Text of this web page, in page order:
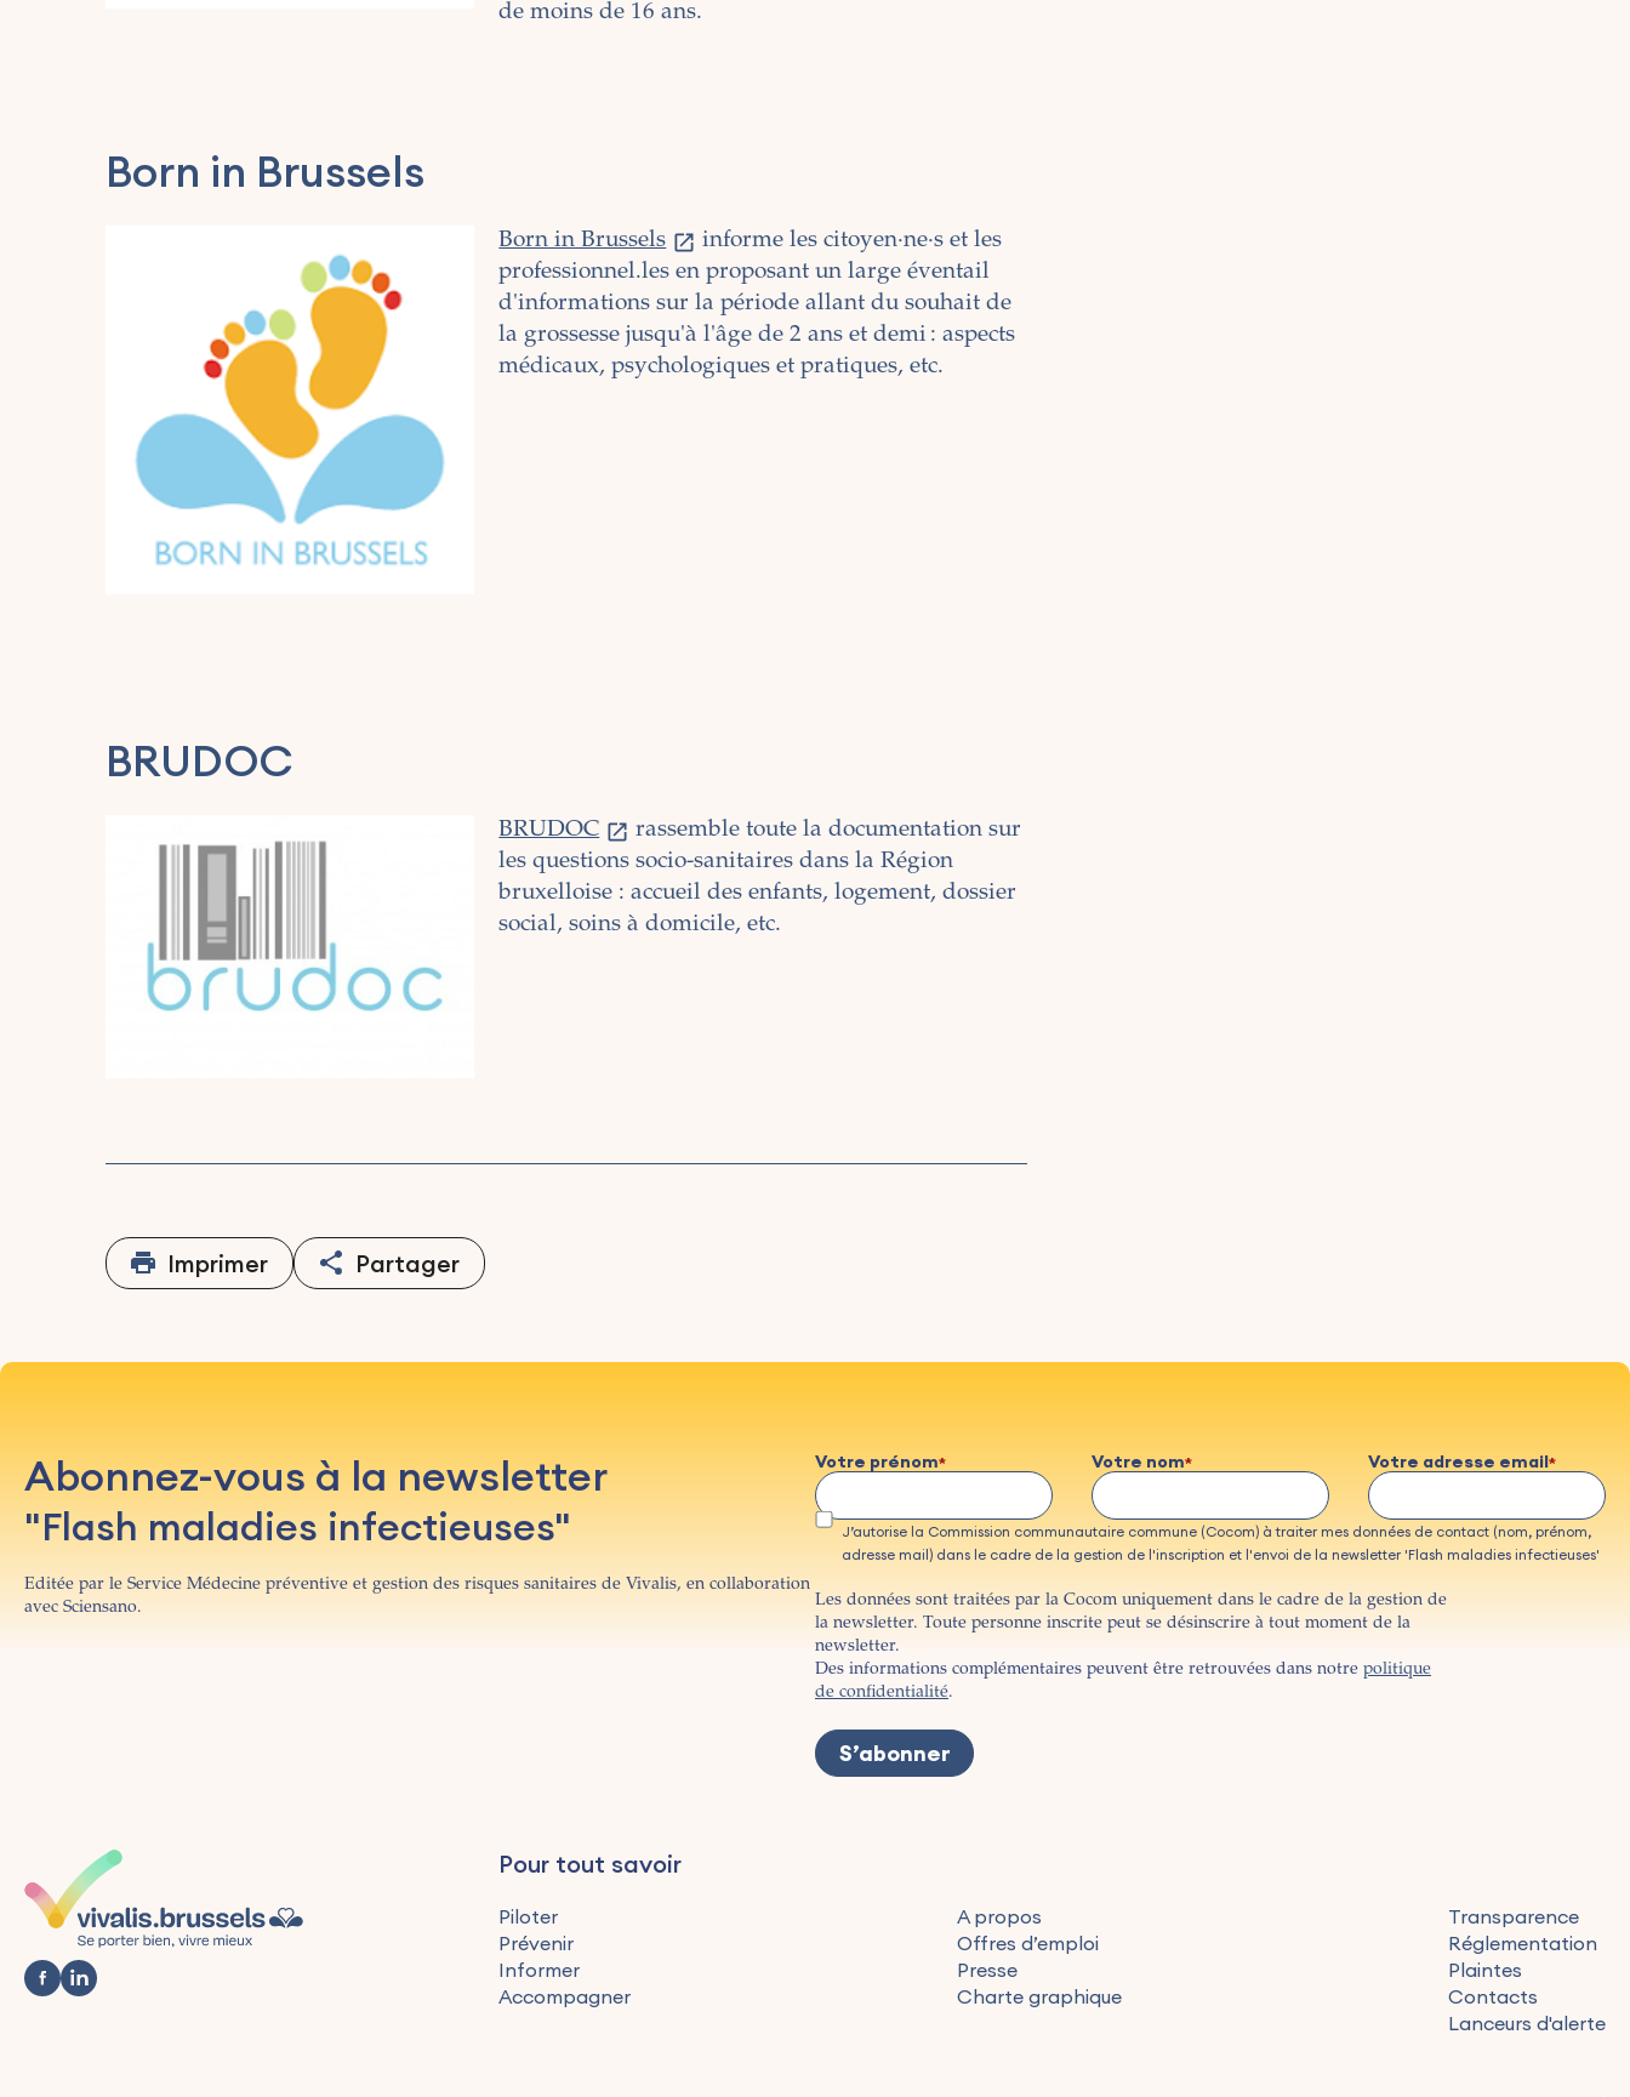
de moins de 16 ans.
Born in Brussels
Born in Brussels
informe les citoyen·ne·s et les
professionnel.les en proposant un large éventail
d'informations sur la période allant du souhait de
la grossesse jusqu'à l'âge de 2 ans et demi : aspects
médicaux, psychologiques et pratiques, etc.
BRUDOC
BRUDOC
rassemble toute la documentation sur
les questions socio-sanitaires dans la Région
bruxelloise : accueil des enfants, logement, dossier
social, soins à domicile, etc.
Imprimer Partager
Abonnez-vous à la newsletter
"Flash maladies infectieuses"
Editée par le Service Médecine préventive et gestion des risques sanitaires de Vivalis, en collaboration
avec Sciensano.
Votre prénom Votre nom Votre adresse email
J’autorise la Commission communautaire commune (Cocom) à traiter mes données de contact (nom, prénom,
adresse mail) dans le cadre de la gestion de l'inscription et l'envoi de la newsletter 'Flash maladies infectieuses'
Les données sont traitées par la Cocom uniquement dans le cadre de la gestion de
la newsletter. Toute personne inscrite peut se désinscrire à tout moment de la
newsletter.
Des informations complémentaires peuvent être retrouvées dans notre politique
de confidentialité.
Pour tout savoir
Piloter
Prévenir
Informer
Accompagner
A propos
Offres d’emploi
Presse
Charte graphique
Transparence
Réglementation
Plaintes
Contacts
Lanceurs d'alerte